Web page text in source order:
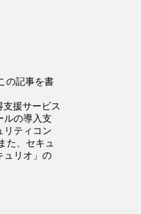
の記事を書
支援サービス
ルの導入支
リティコン
た、セキュ
ュリオ」の